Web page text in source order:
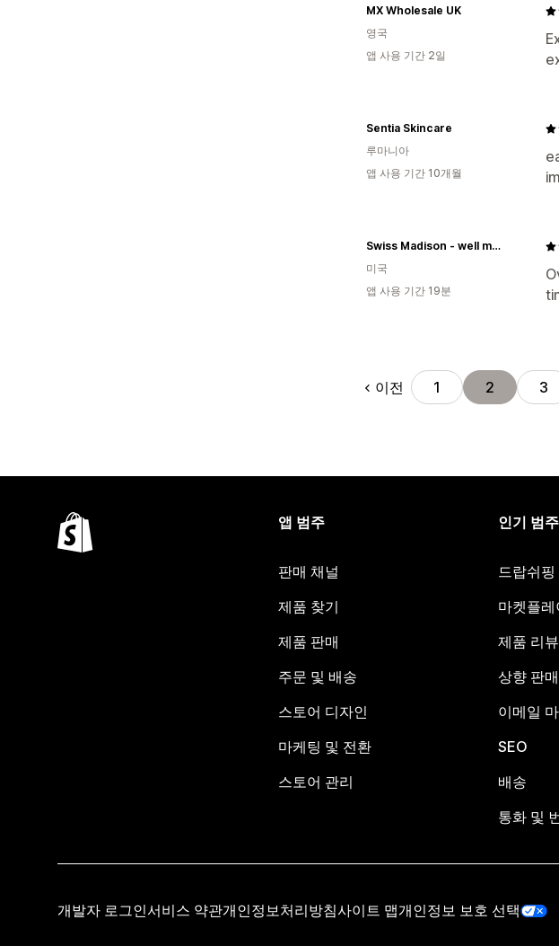
MX Wholesale UK
영국
앱 사용 기간 2일
Sentia Skincare
루마니아
앱 사용 기간 10개월
Swiss Madison - well made forever
미국
앱 사용 기간 19분
이전 1 2 3
앱 범주
판매 채널
제품 찾기
제품 판매
주문 및 배송
스토어 디자인
마케팅 및 전환
스토어 관리
인기 범주
드랍쉬핑
마켓플레
제품 리뷰
상향 판
이메일
SEO
배송
통화 및
개발자 로그인서비스 약관개인정보처리방침사이트 맵개인정보 보호 선택